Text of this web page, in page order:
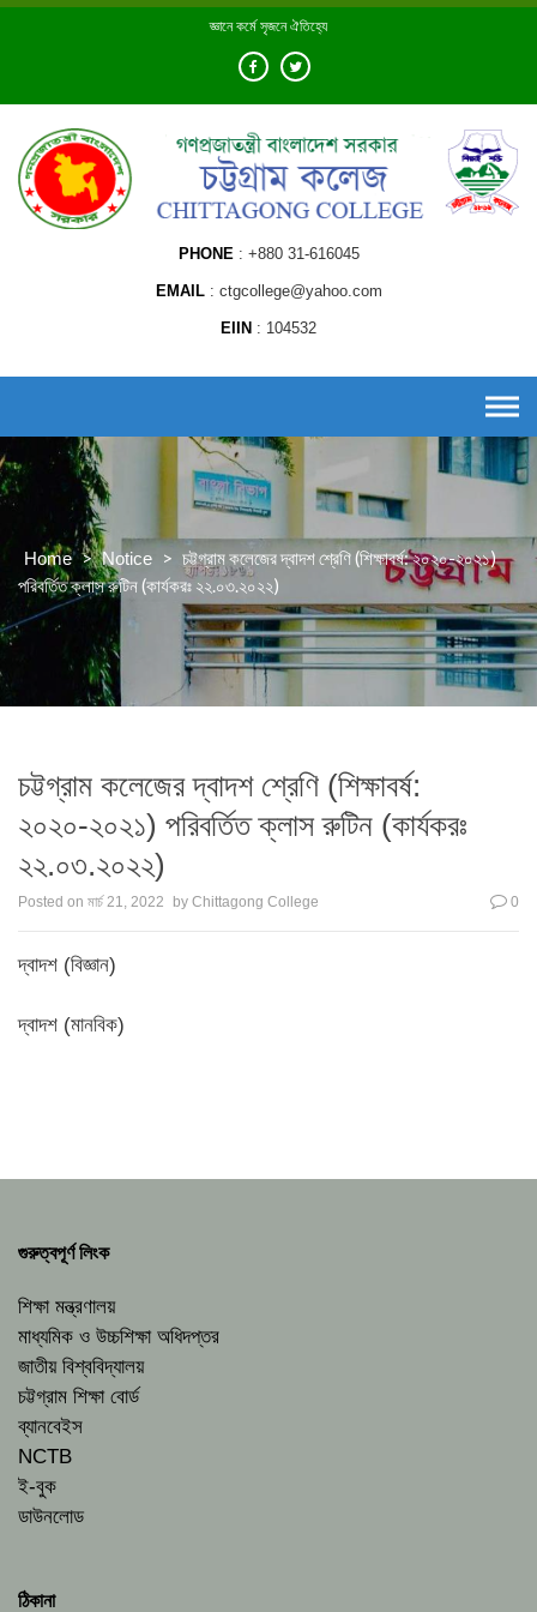
Skip
জ্ঞানে কর্মে সৃজনে ঐতিহ্যে
PHONE +880 31-616045
EMAIL ctgcollege@yahoo.com
EIIN 104532
Home > Notice > চট্টগ্রাম কলেজের দ্বাদশ শ্রেণি (শিক্ষাবর্ষ: ২০২০-২০২১)
পরিবর্তিত ক্লাস রুটিন (কার্যকরঃ ২২.০৩.২০২২)
চট্টগ্রাম কলেজের দ্বাদশ শ্রেণি (শিক্ষাবর্ষ:
২০২০-২০২১) পরিবর্তিত ক্লাস রুটিন (কার্যকরঃ
২২.০৩.২০২২)
Posted on মার্চ 21, 2022 by Chittagong College 0
দ্বাদশ (বিজ্ঞান)
দ্বাদশ (মানবিক)
গুরুত্বপূর্ণ লিংক
শিক্ষা মন্ত্রণালয়
মাধ্যমিক ও উচ্চশিক্ষা অধিদপ্তর
জাতীয় বিশ্ববিদ্যালয়
চট্টগ্রাম শিক্ষা বোর্ড
ব্যানবেইস
NCTB
ই-বুক
ডাউনলোড
ঠিকানা